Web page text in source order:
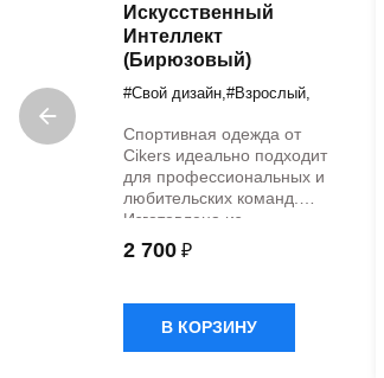
Искусственный
Интеллект
(Бирюзовый)
#Свой дизайн #Взрослый
Спортивная одежда от
Cikers идеально подходит
для профессиональных и
любительских команд.
Изготовлена из
высококачественных
гипоаллергенных
антибактериальной
пропиткой,
2 700 ₽
В КОРЗИНУ